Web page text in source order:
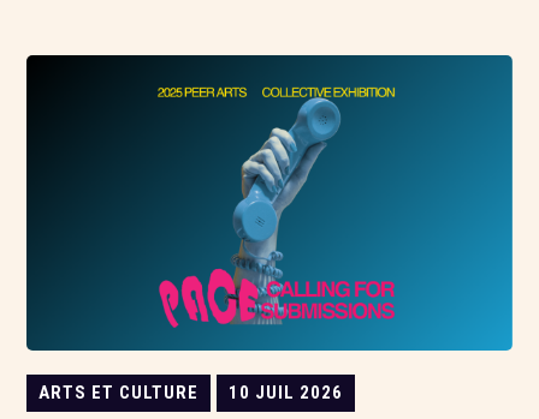
ARTS ET CULTURE 10 JUIL 2026